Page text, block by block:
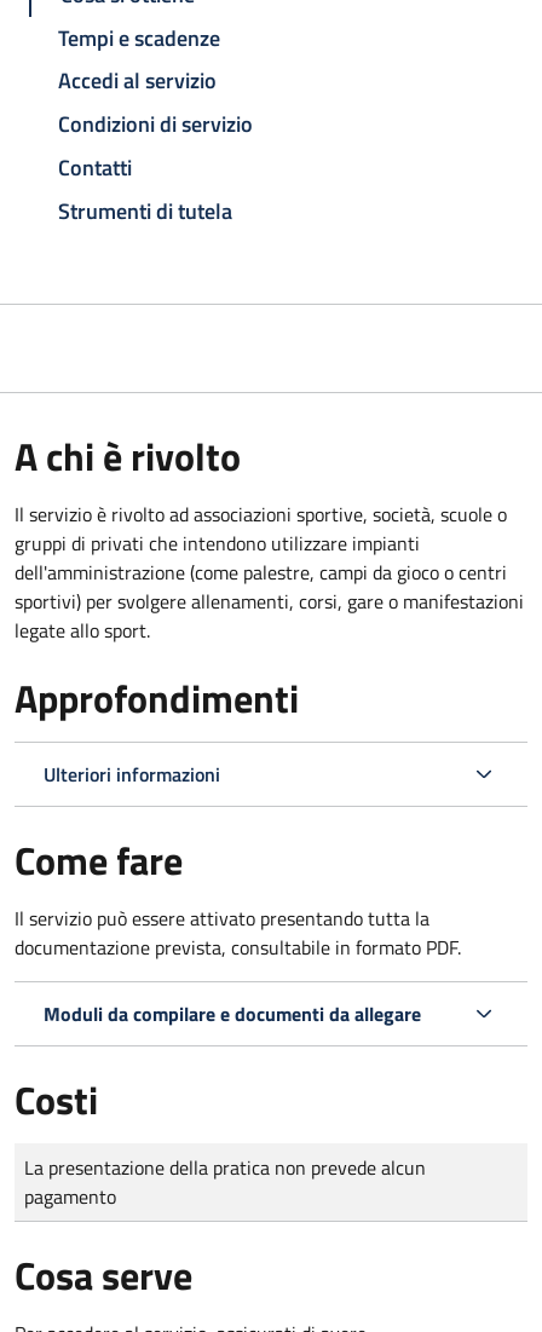
Tempi e scadenze
Accedi al servizio
Condizioni di servizio
Contatti
Strumenti di tutela
A chi è rivolto
Il servizio è rivolto ad associazioni sportive, società, scuole o
gruppi di privati che intendono utilizzare impianti
dell'amministrazione (come palestre, campi da gioco o centri
sportivi) per svolgere allenamenti, corsi, gare o manifestazioni
legate allo sport.
Approfondimenti
Ulteriori informazioni
Come fare
Il servizio può essere attivato presentando tutta la
documentazione prevista, consultabile in formato PDF.
Moduli da compilare e documenti da allegare
Costi
Tipo di pagamento
Importo
La presentazione della pratica non prevede alcun
pagamento
Cosa serve